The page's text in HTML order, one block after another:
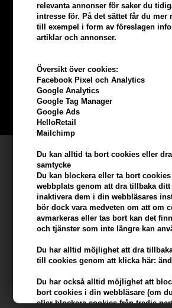
relevanta annonser för saker du
intresse för. På det sättet får du mer
till exempel i form av föreslagen
artiklar och annonser.
Översikt över cookies:
Facebook Pixel och Analytics
Google Analytics
Google Tag Manager
Google Ads
HelloRetail
Mailchimp
Du kan alltid ta bort cookies eller
samtycke
Du kan blockera eller ta bort
webbplats genom att dra tillbaka
inaktivera dem i din webbläsares
bör dock vara medveten om att om
avmarkeras eller tas bort kan det
och tjänster som inte längre kan
Du har alltid möjlighet att dra
till cookies genom att klicka här:
Du har också alltid möjlighet att
bort cookies i din webbläsare (om
eller blockera cookies från tredje
Tjäna5% bonuspå
beställning
Bli en del av vår kundklubb gratis och få
BLI EN GRATIS MEDLEM HÄR
Kundservice
Hair247
Frisenborgvej 6A
DK-7800 Skive
info@hair247.se
Kom ihåg att vi har
Billig frakt
100% nöjdhet - 356 dagars returpolicy